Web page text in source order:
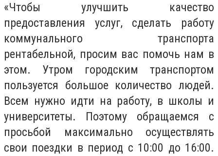
«Чтобы улучшить качество
предоставления услуг, сделать работу
коммунального транспорта
рентабельной, просим вас помочь нам в
этом. Утром городским транспортом
пользуется большое количество людей.
Всем нужно идти на работу, в школы и
университеты. Поэтому обращаемся с
просьбой максимально осуществлять
свои поездки в период с 10:00 до 16:00.